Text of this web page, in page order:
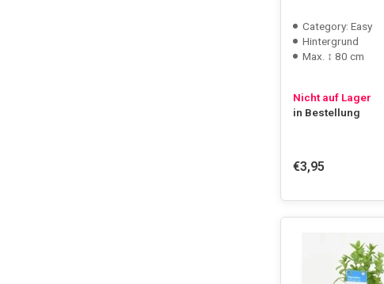
Category: Easy
Hintergrund
Max. ↕ 80 cm
Nicht auf Lager
in Bestellung
€3,95